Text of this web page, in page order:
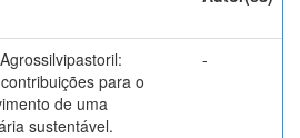
para o
de uma
sustentável.
-